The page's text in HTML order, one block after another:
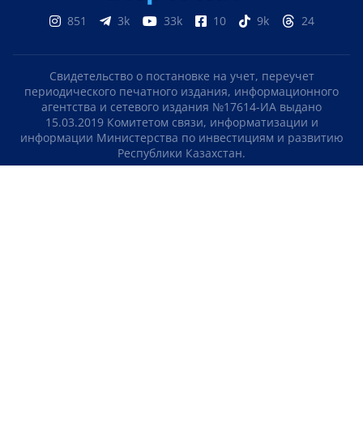
851 3k 33k 10 9k 24
Свидетельство о постановке на учет, переучет
периодического печатного издания, информационного
агентства и сетевого издания №17614-ИА выдано
15.03.2019 Комитетом связи, информатизации и
информации Министерства по инвестициям и развитию
Республики Казахстан.